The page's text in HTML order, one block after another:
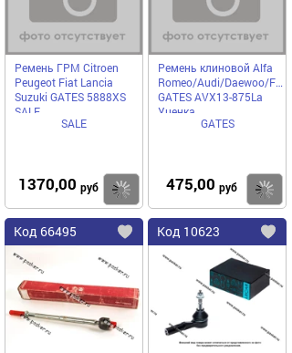
Ремень ГРМ Citroen
Peugeot Fiat Lancia
Suzuki GATES 5888XS
SALE
SALE
1370,00 руб Купить
Ремень клиновой Alfa
Romeo/Audi/Daewoo/
GATES AVX13-875La
Уценка
GATES
475,00 руб
Код 66495
Добавить
избранное
Код 10623